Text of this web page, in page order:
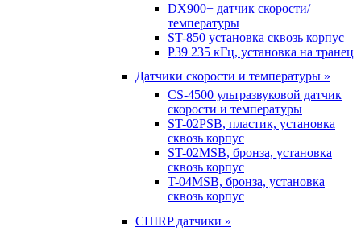
DX900+ датчик скорости/
температуры
ST-850 установка сквозь корпус
P39 235 кГц, установка на транец
Датчики скорости и температуры »
CS-4500 ультразвуковой датчик
скорости и температуры
ST-02PSB, пластик, установка
сквозь корпус
ST-02MSB, бронза, установка
сквозь корпус
T-04MSB, бронза, установка
сквозь корпус
CHIRP датчики »